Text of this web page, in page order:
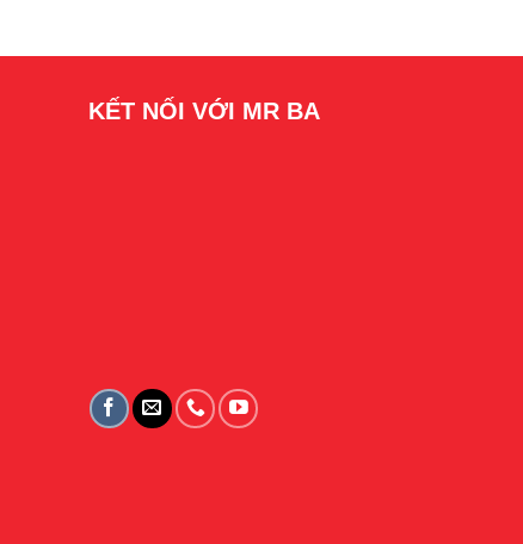
KẾT NỐI VỚI MR BA